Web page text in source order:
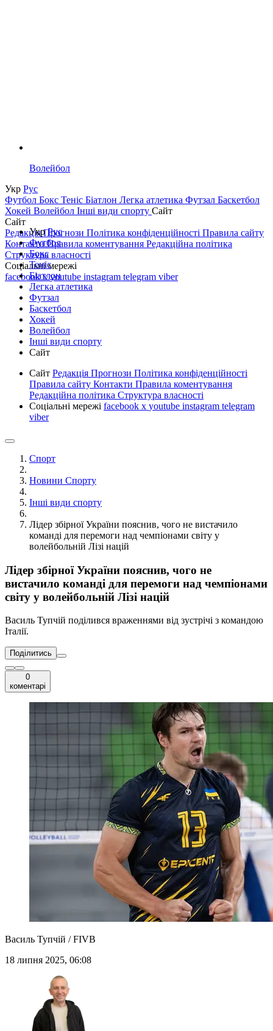
Волейбол
Укр Рус
Футбол Бокс Теніс Біатлон Легка атлетика Футзал Баскетбол
Хокей Волейбол Інші види спорту Сайт
Сайт
РедакціяПрогнози Політика конфіденційності Правила сайту
КонтактиПравила коментування Редакційна політика
Структура власності
Соціальні мережі
facebookxyoutube instagram telegram viber
УкрРус
Футбол
Бокс
Теніс
Біатлон
Легка атлетика
Футзал
Баскетбол
Хокей
Волейбол
Інші види спорту
Сайт
Сайт Редакція Прогнози Політика конфіденційності
Правила сайту Контакти Правила коментування
Редакційна політика Структура власності
Соціальні мережі facebook x youtube instagram telegram
viber
Спорт
Новини Спорту
Інші види спорту
Лідер збірної України пояснив, чого не вистачило
команді для перемоги над чемпіонами світу у
волейбольній Лізі націй
Лідер збірної України пояснив, чого не
вистачило команді для перемоги над чемпіонами
світу у волейбольній Лізі націй
Василь Тупчій поділився враженнями від зустрічі з командою
Італії.
Поділитись
0
коментарі
Василь Тупчій / FIVB
18 липня 2025, 06:08